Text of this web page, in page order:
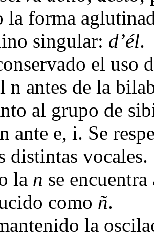
la forma
singular: d’él.
el uso
n antes de la
al grupo de
ante e, i. Se
distintas vocales.
la n se
como ñ.
la